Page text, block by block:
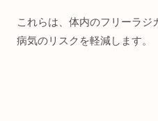
これらは、体内のフリーラ
病気のリスクを軽減します。